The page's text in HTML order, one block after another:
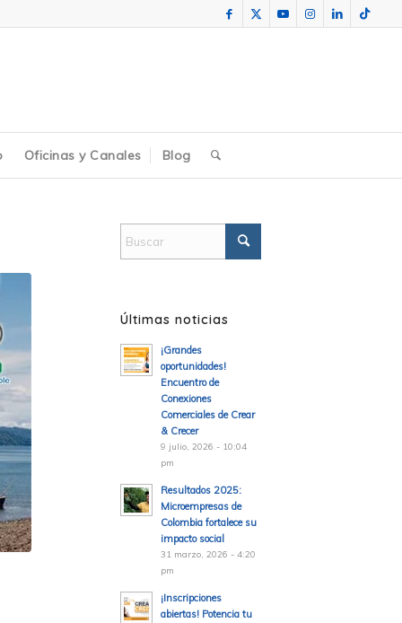
Oficinas y Canales Blog
Últimas noticias
¡Grandes
oportunidades!
Encuentro de
Conexiones
Comerciales de Crear
& Crecer
9 julio, 2026 - 10:04
pm
Resultados 2025:
Microempresas de
Colombia fortalece su
impacto social
31 marzo, 2026 - 4:20
pm
¡Inscripciones
abiertas! Potencia tu